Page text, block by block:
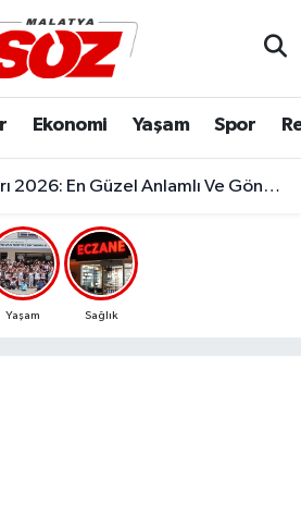
Ekonomi Yaşam Spor
En Güzel Anlamlı Ve Göndermeli Cuma Sözleri..
Yaşam Sağlık
Eczaneler
Vakitleri
Haritası
ve Fikstür